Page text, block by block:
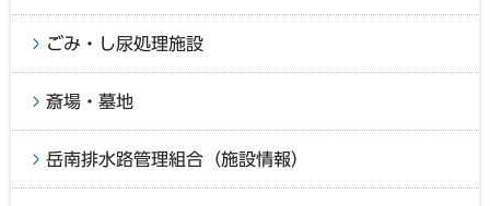
ごみ・し尿処理施設
斎場・墓地
岳南排水路管理組合（施設情報）